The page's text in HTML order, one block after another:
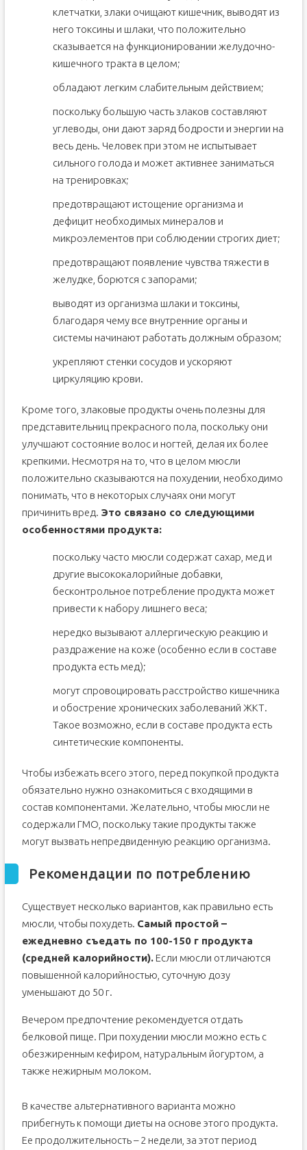
клетчатки, злаки очищают кишечник, выводят из
него токсины и шлаки, что положительно
сказывается на функционировании желудочно-
кишечного тракта в целом;
обладают легким слабительным действием;
поскольку большую часть злаков составляют
углеводы, они дают заряд бодрости и энергии на
весь день. Человек при этом не испытывает
сильного голода и может активнее заниматься
на тренировках;
предотвращают истощение организма и
дефицит необходимых минералов и
микроэлементов при соблюдении строгих диет;
предотвращают появление чувства тяжести в
желудке, борются с запорами;
выводят из организма шлаки и токсины,
благодаря чему все внутренние органы и
системы начинают работать должным образом;
укрепляют стенки сосудов и ускоряют
циркуляцию крови.
Кроме того, злаковые продукты очень полезны для
представительниц прекрасного пола, поскольку они
улучшают состояние волос и ногтей, делая их более
крепкими. Несмотря на то, что в целом мюсли
положительно сказываются на похудении, необходимо
понимать, что в некоторых случаях они могут
причинить вред. Это связано со следующими
особенностями продукта:
поскольку часто мюсли содержат сахар, мед и
другие высококалорийные добавки,
бесконтрольное потребление продукта может
привести к набору лишнего веса;
нередко вызывают аллергическую реакцию и
раздражение на коже (особенно если в составе
продукта есть мед);
могут спровоцировать расстройство кишечника
и обострение хронических заболеваний ЖКТ.
Такое возможно, если в составе продукта есть
синтетические компоненты.
Чтобы избежать всего этого, перед покупкой продукта
обязательно нужно ознакомиться с входящими в
состав компонентами. Желательно, чтобы мюсли не
содержали ГМО, поскольку такие продукты также
могут вызвать непредвиденную реакцию организма.
Рекомендации по потреблению
Существует несколько вариантов, как правильно есть
мюсли, чтобы похудеть. Самый простой –
ежедневно съедать по 100-150 г продукта
(средней калорийности).Если мюсли отличаются
повышенной калорийностью, суточную дозу
уменьшают до 50 г.
Вечером предпочтение рекомендуется отдать
белковой пище. При похудении мюсли можно есть с
обезжиренным кефиром, натуральным йогуртом, а
также нежирным молоком.
В качестве альтернативного варианта можно
прибегнуть к помощи диеты на основе этого продукта.
Ее продолжительность – 2 недели, за этот период